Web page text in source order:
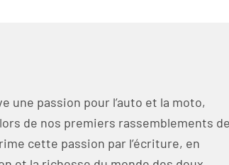
une passion pour l’auto et la moto,
de nos premiers rassemblements de
cette passion par l’écriture, en